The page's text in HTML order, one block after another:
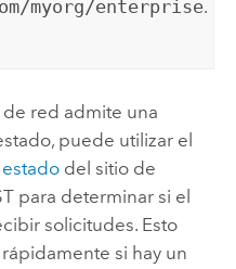
myorg/enterprise.
red admite una
puede utilizar el
del sitio de
para determinar si el
solicitudes. Esto
si hay un